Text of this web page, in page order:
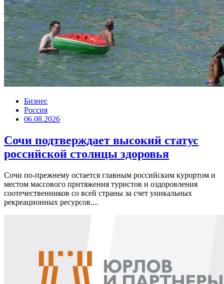
Бизнес
Россия
06.08.2026
Сочи подтверждает высокий статус
российской столицы здоровья
Сочи по-прежнему остается главным российским курортом и
местом массового притяжения туристов и оздоровления
соотечественников со всей страны за счет уникальных
рекреационных ресурсов....